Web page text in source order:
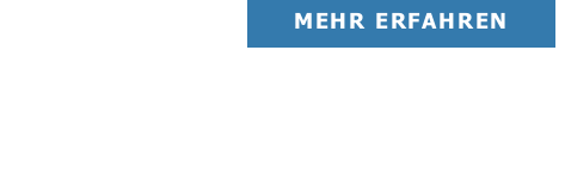
MEHR ERFAHREN